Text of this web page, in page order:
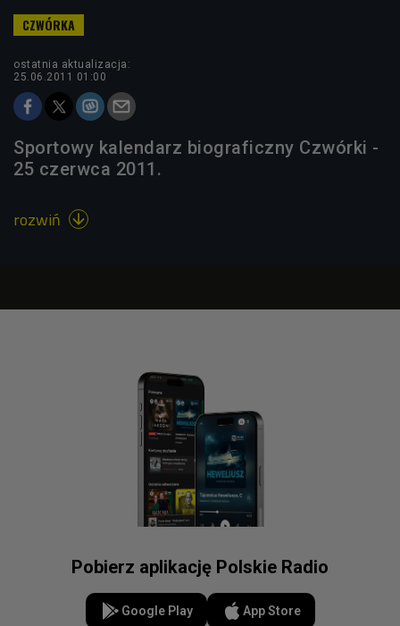
ostatnia aktualizacja:
25.06.2011 01:00
Sportowy kalendarz biograficzny Czwórki -
25 czerwca 2011.
rozwiń 
Pobierz aplikację Polskie Radio
Google Play App Store